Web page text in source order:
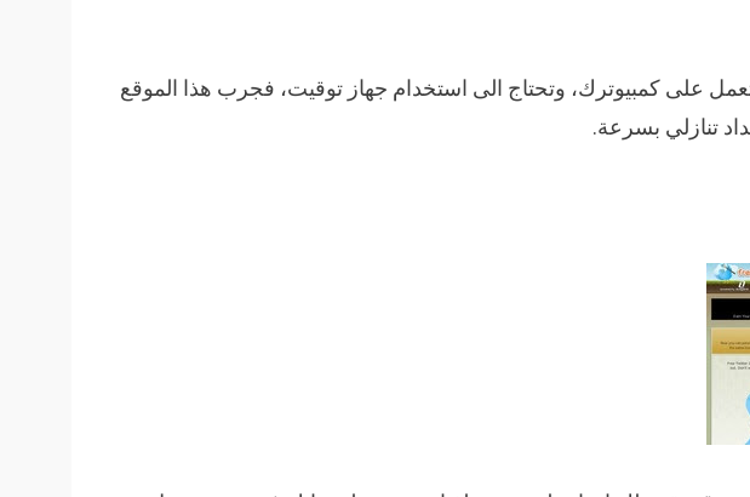
على كمبيوترك، وتحتاج الى استخدام جهاز توقيت، فجرب هذا الموقع
تنازلي بسرعة.